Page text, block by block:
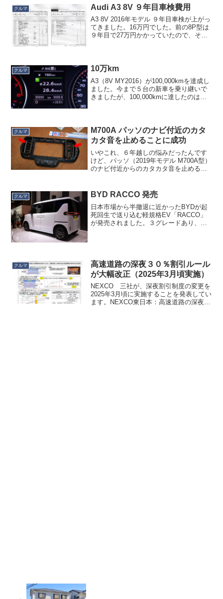
りで笑ってしまいましたので、ここに晒
クルマ Audi A3 8V ９年目車検費用
A3 8V 2016年モデル ９年目車検が上がっ
てきました。16万円でした。前の8P型は
９年目で27万円かかっていたので、それ
ーニン...
クルマ 10万km
A3（8V MY2016）が100,000kmを達成し
ました。今まで５台の新車を乗り継いで
きましたが、100,000kmに達したのは初
クルマ
M700A パッソのナビ付近のカタ
カタ音を止めることに成功
いやこれ、６年越しの悩みだったんです
けど、パッソ（2019年モデル M700A型）
のナビ付近からのカタカタ音を止めるこ
タ触れていたのが原因で、しかしこの部
クルマ BYD RACCO 発売
日本市場から半撤退に近かったBYDが起
死回生で送り込む軽規格EV「RACCO」
が発売されました。３グレードあり、価
クルマ
高速道路の深夜３０％割引ルール
が大幅改正（2025年3月頃実施）
NEXCO 三社が、深夜割引制度の変更を
2025年3月頃に実施することを発表してい
ます。NEXCO東日本：高速道路の深夜割